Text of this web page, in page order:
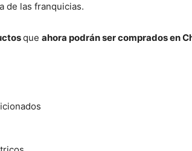
de las franquicias.
que ahora podrán ser comprados en